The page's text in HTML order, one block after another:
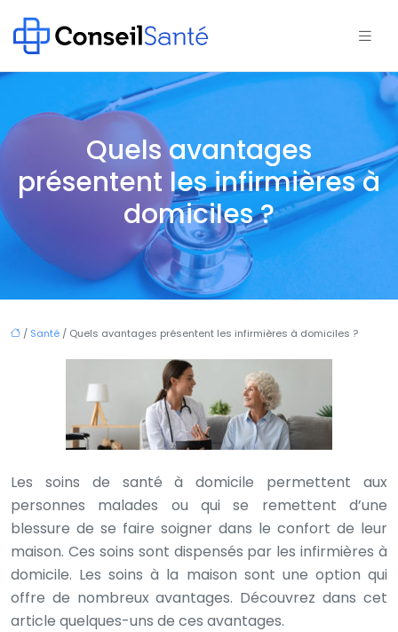
Quels avantages
présentent les infirmières à
domiciles ?
/ Santé / Quels avantages présentent les infirmières à domiciles ?
Les soins de santé à domicile permettent aux
personnes malades ou qui se remettent d’une
blessure de se faire soigner dans le confort de leur
maison. Ces soins sont dispensés par les infirmières à
domicile. Les soins à la maison sont une option qui
offre de nombreux avantages. Découvrez dans cet
article quelques-uns de ces avantages.